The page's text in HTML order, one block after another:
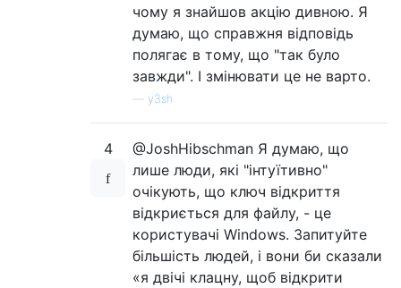
чому я знайшов акцію дивною. Я
думаю, що справжня відповідь
полягає в тому, що "так було
завжди". І змінювати це не варто.
y3sh
4
@JoshHibschman Я думаю, що
лише люди, які "інтуїтивно"
очікують, що ключ відкриття
відкриється для файлу, - це
користувачі Windows. Запитуйте
більшість людей, і вони би сказали
«я двічі клацну, щоб відкрити